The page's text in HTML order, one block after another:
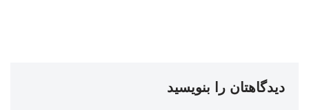
دیدگاهتان را بنویسید